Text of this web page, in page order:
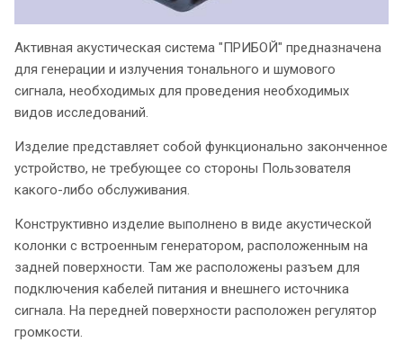
Активная акустическая система "ПРИБОЙ" предназначена
для генерации и излучения тонального и шумового
сигнала, необходимых для проведения необходимых
видов исследований.
Изделие представляет собой функционально законченное
устройство, не требующее со стороны Пользователя
какого-либо обслуживания.
Конструктивно изделие выполнено в виде акустической
колонки с встроенным генератором, расположенным на
задней поверхности. Там же расположены разъем для
подключения кабелей питания и внешнего источника
сигнала. На передней поверхности расположен регулятор
громкости.